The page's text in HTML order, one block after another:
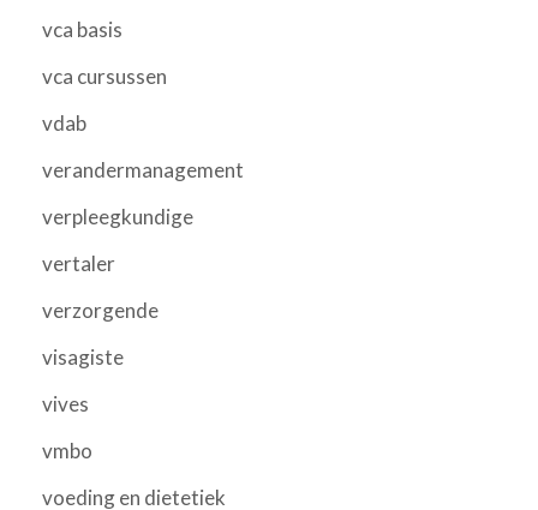
vca basis
vca cursussen
vdab
verandermanagement
verpleegkundige
vertaler
verzorgende
visagiste
vives
vmbo
voeding en dietetiek